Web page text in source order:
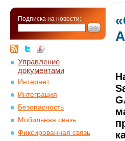
Подписка на новости:
Управление
документами
Интернет
Интеграция
Безопасность
Мобильная связь
Фиксированная связь